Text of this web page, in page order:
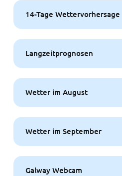
14-Tage Wettervorhersage
Langzeitprognosen
Wetter im August
Wetter im September
Galway Webcam